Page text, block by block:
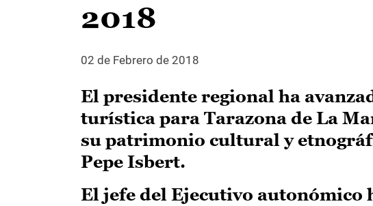
2018
02 de Febrero de 2018
El presidente regional ha
turística para Tarazona de La
su patrimonio cultural y
Pepe Isbert.
El jefe del Ejecutivo autonómico